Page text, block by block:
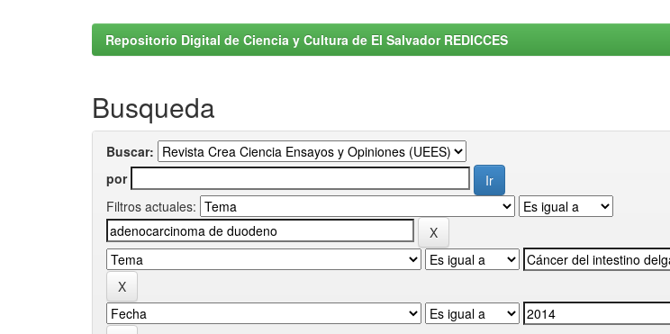
Repositorio Digital de Ciencia y Cultura de El Salvador REDICCES
Busqueda
Buscar:
por
Filtros actuales: